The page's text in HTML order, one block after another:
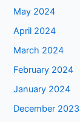
May 2024
April 2024
March 2024
February 2024
January 2024
December 2023